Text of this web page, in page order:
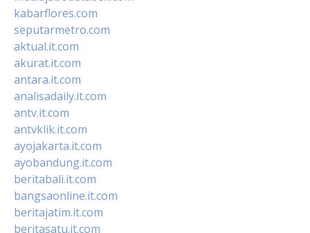
kabarflores.com
seputarmetro.com
aktual.it.com
akurat.it.com
antara.it.com
analisadaily.it.com
antv.it.com
antvklik.it.com
ayojakarta.it.com
ayobandung.it.com
beritabali.it.com
bangsaonline.it.com
beritajatim.it.com
beritasatu.it.com